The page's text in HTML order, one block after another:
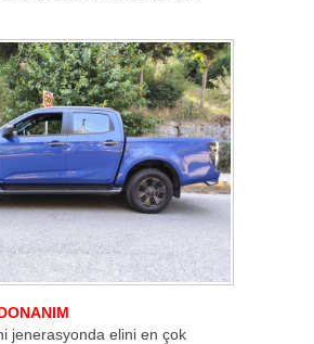
jenerasyonda elini en çok